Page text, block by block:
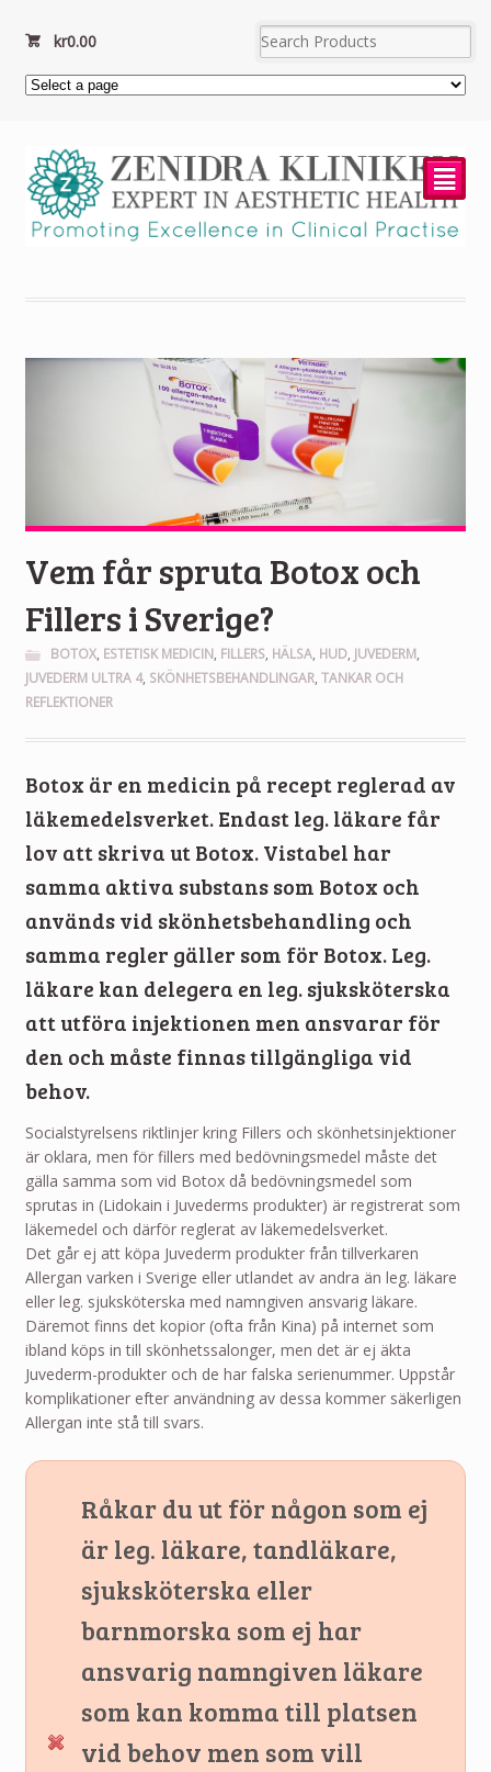
kr0.00
²
Vem får spruta Botox och
Fillers i Sverige?
BOTOX, ESTETISK MEDICIN, FILLERS, HÄLSA, HUD, JUVEDERM,
JUVEDERM ULTRA 4, SKÖNHETSBEHANDLINGAR, TANKAR OCH
REFLEKTIONER
Botox är en medicin på recept reglerad av
läkemedelsverket. Endast leg. läkare får
lov att skriva ut Botox. Vistabel har
samma aktiva substans som Botox och
används vid skönhetsbehandling och
samma regler gäller som för Botox. Leg.
läkare kan delegera en leg. sjuksköterska
att utföra injektionen men ansvarar för
den och måste finnas tillgängliga vid
behov.
Socialstyrelsens riktlinjer kring Fillers och skönhetsinjektioner
är oklara, men för fillers med bedövningsmedel måste det
gälla samma som vid Botox då bedövningsmedel som
sprutas in (Lidokain i Juvederms produkter) är registrerat som
läkemedel och därför reglerat av läkemedelsverket.
Det går ej att köpa Juvederm produkter från tillverkaren
Allergan varken i Sverige eller utlandet av andra än leg. läkare
eller leg. sjuksköterska med namngiven ansvarig läkare.
Däremot finns det kopior (ofta från Kina) på internet som
ibland köps in till skönhetssalonger, men det är ej äkta
Juvederm-produkter och de har falska serienummer. Uppstår
komplikationer efter användning av dessa kommer säkerligen
Allergan inte stå till svars.
Råkar du ut för någon som ej
är leg. läkare, tandläkare,
sjuksköterska eller
barnmorska som ej har
ansvarig namngiven läkare
som kan komma till platsen
vid behov men som vill